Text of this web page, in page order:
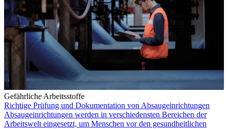
Gefährliche Arbeitsstoffe
Richtige Prüfung und Dokumentation von Absaugeinrichtungen
Absaugeinrichtungen werden in verschiedensten Bereichen der
Arbeitswelt eingesetzt, um Menschen vor den gesundheitlichen